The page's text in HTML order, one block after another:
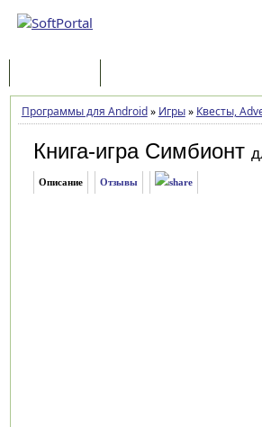
Программы для Android» Игры» Квесты,
Книга-игра Симбионт
Описание Отзывы